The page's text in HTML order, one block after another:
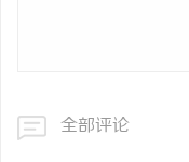
全部评论